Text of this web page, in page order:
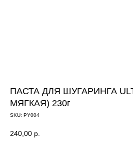
ПАСТА ДЛЯ ШУГАРИНГА
МЯГКАЯ) 230г
SKU: PY004
240,00 р.